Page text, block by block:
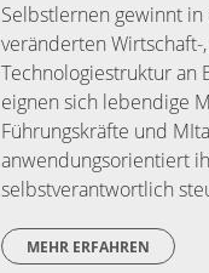
Selbstlernen gewinnt
veränderten Wirtschaft-
Technologiestruktur an
eignen sich lebendige
Führungskräfte und
anwendungsorientiert
selbstverantwortlich
MEHR ERFAHREN